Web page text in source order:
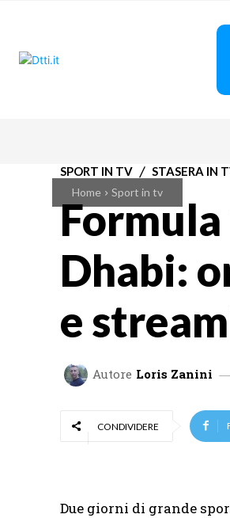
Home Sport in tv
SPORT IN TV STASERA IN
Formula
Dhabi:
e
Autore Loris Zanini
CONDIVIDERE
Due giorni di grande